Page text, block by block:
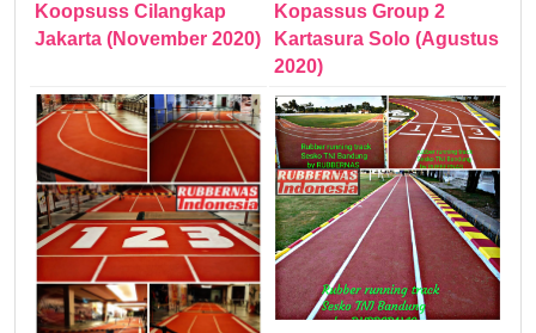
Koopsuss Cilangkap
Jakarta (November 2020)
Kopassus Group 2
Kartasura Solo (Agustus
2020)